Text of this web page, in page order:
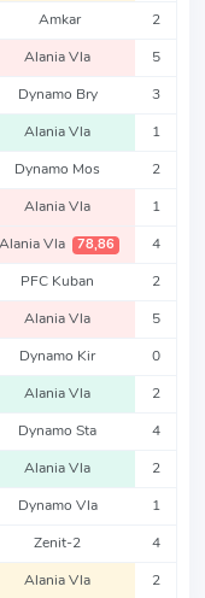
Amkar 2
Alania Vla 5
Dynamo Bry 3
Alania Vla 1
Dynamo Mos 2
Alania Vla 1
Alania Vla 78,86 4
PFC Kuban 2
Alania Vla 5
Dynamo Kir 0
Alania Vla 2
Dynamo Sta 4
Alania Vla 2
Dynamo Vla 1
Zenit-2 4
Alania Vla 2